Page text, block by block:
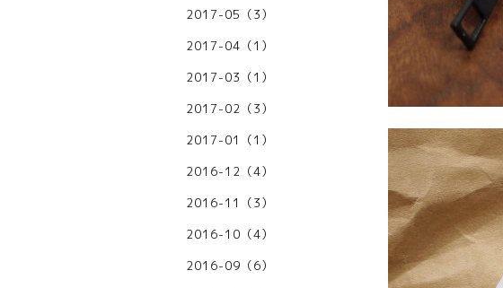
2017-05（3）
2017-04（1）
2017-03（1）
2017-02（3）
2017-01（1）
2016-12（4）
2016-11（3）
2016-10（4）
2016-09（6）